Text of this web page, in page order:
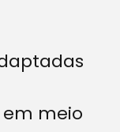
meio